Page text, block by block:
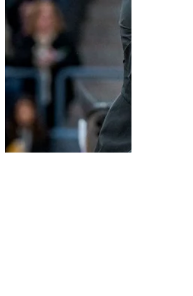
Coupe des Nations. « Puis il y a
belge en Coupe des N